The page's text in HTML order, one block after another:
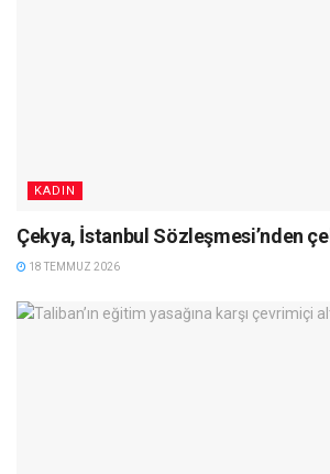
KADIN
Çekya, İstanbul Sözleşmesi’nden
18 TEMMUZ 2026